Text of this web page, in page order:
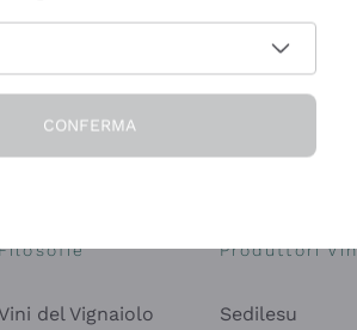
il catalogo
Vini del Vignaiolo
Produttori
Sedilesu
CONFERMA